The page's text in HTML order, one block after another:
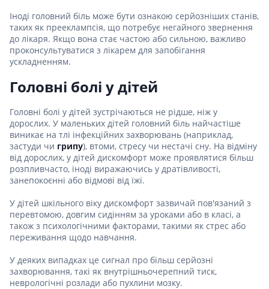
Іноді головний біль може бути ознакою серйозніших станів,
таких як прееклампсія, що потребує негайного звернення
до лікаря. Якщо вона стає частою або сильною, важливо
проконсультуватися з лікарем для запобігання
ускладненням.
Головні болі у дітей
Головні болі у дітей зустрічаються не рідше, ніж у
дорослих. У маленьких дітей головний біль найчастіше
виникає на тлі інфекційних захворювань (наприклад,
застуди чи грипу), втоми, стресу чи нестачі сну. На відміну
від дорослих, у дітей дискомфорт може проявлятися більш
розпливчасто, іноді виражаючись у дратівливості,
занепокоєнні або відмові від їжі.
У дітей шкільного віку дискомфорт зазвичай пов'язаний з
перевтомою, довгим сидінням за уроками або в класі, а
також з психологічними факторами, такими як стрес або
переживання щодо навчання.
У деяких випадках це сигнал про більш серйозні
захворювання, такі як внутрішньочерепний тиск,
неврологічні розлади або пухлини мозку.